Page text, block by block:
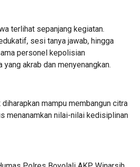
terlihat sepanjang kegiatan.
sesi tanya jawab, hingga
personel kepolisian
akrab dan menyenangkan.
mampu membangun citra
menanamkan nilai-nilai kedisiplinan